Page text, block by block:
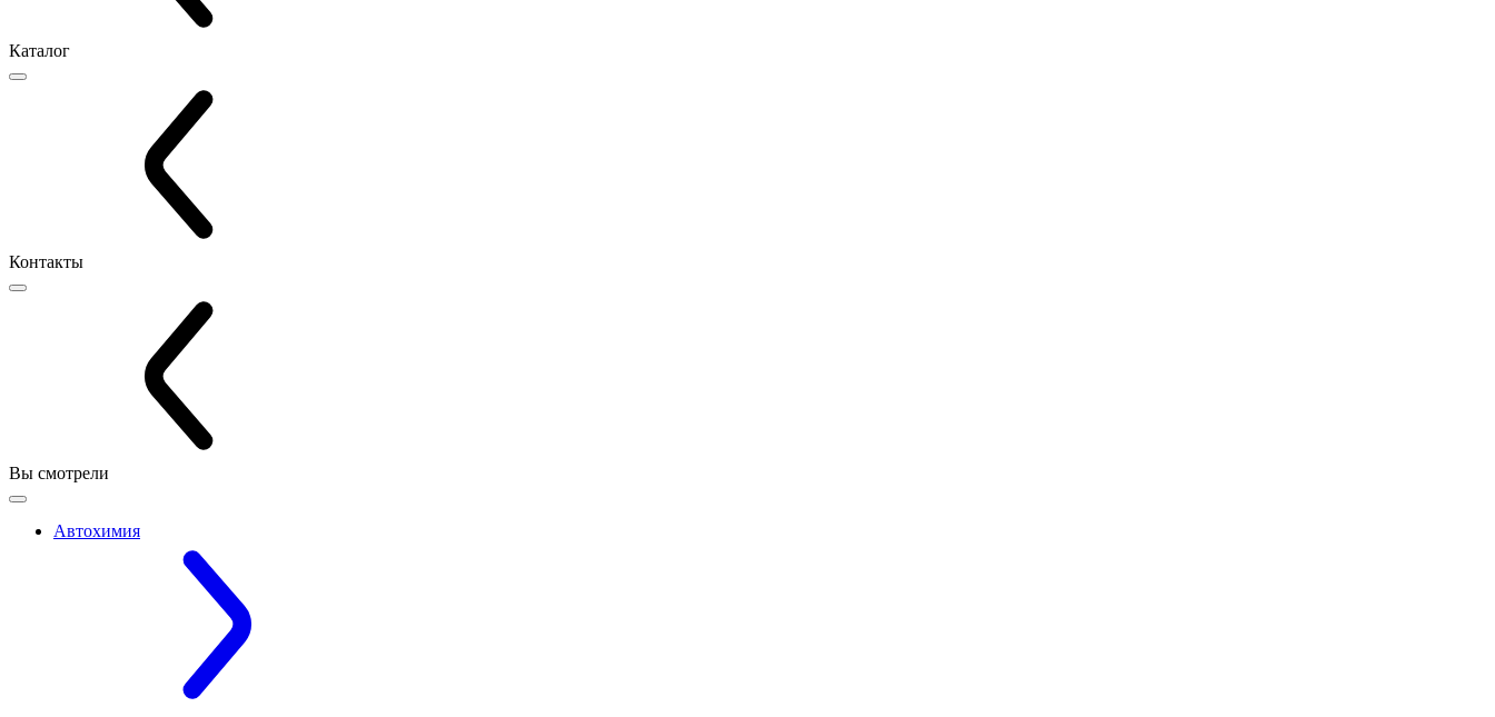
Каталог
Контакты
Вы смотрели
Автохимия